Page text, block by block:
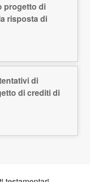
progetto di
risposta di
di
di crediti di